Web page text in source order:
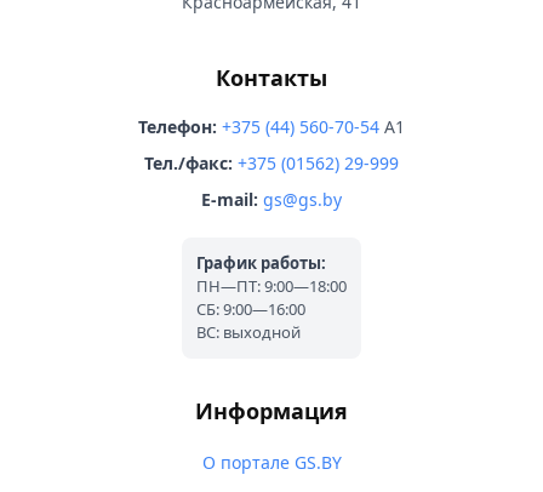
Контакты
Телефон: +375 (44) 560-70-54 A1
Тел./факс: +375 (01562) 29-999
E-mail: gs@gs.by
График работы:
ПН—ПТ: 9:00—18:00
СБ: 9:00—16:00
ВС: выходной
Информация
О портале GS.BY